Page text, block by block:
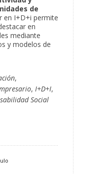
de
en I+D+i permite
en
mediante
y modelos de
,
, I+D+I,
Social